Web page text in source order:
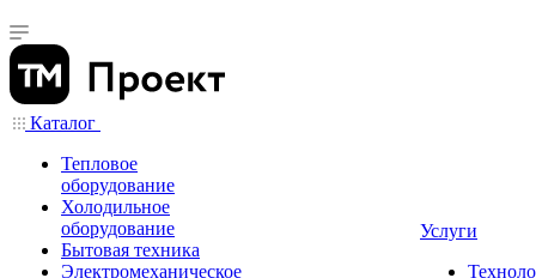
Каталог
Тепловое
оборудование
Холодильное
оборудование
Бытовая техника
Электромеханическое
Услуги